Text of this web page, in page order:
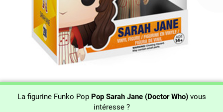
La figurine Funko Pop Pop Sarah Jane (Doctor Who)vous
intéresse ?